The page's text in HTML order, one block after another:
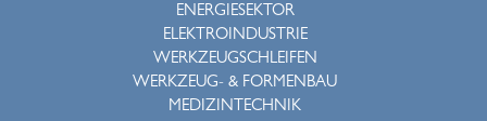
ENERGIESEKTOR
ELEKTROINDUSTRIE
WERKZEUGSCHLEIFEN
WERKZEUG- & FORMENBAU
MEDIZINTECHNIK